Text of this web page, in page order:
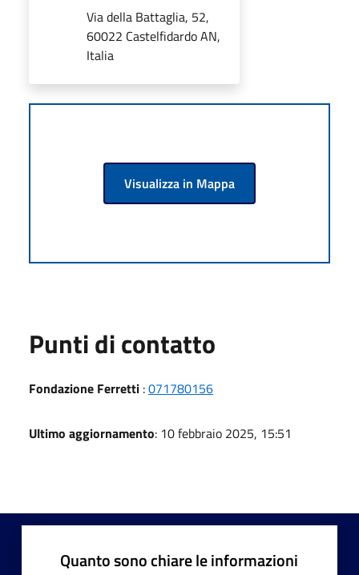
Via della Battaglia, 52,
60022 Castelfidardo AN,
Italia
Visualizza in Mappa
Punti di contatto
Fondazione Ferretti :071780156
Ultimo aggiornamento: 10 febbraio 2025, 15:51
Quanto sono chiare le informazioni